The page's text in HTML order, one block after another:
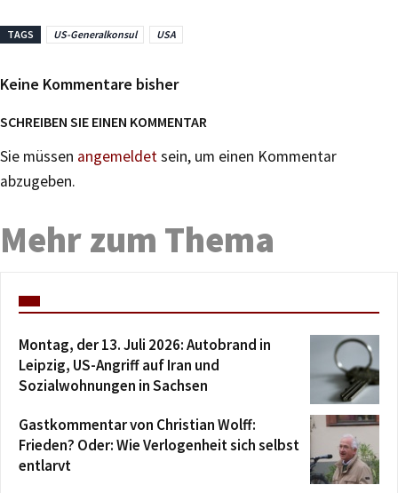
TAGS US-Generalkonsul USA
Keine Kommentare bisher
SCHREIBEN SIE EINEN KOMMENTAR
Sie müssen angemeldetsein, um einen Kommentar
abzugeben.
Mehr zum Thema
Montag, der 13. Juli 2026: Autobrand in
Leipzig, US-Angriff auf Iran und
Sozialwohnungen in Sachsen
Gastkommentar von Christian Wolff:
Frieden? Oder: Wie Verlogenheit sich selbst
entlarvt